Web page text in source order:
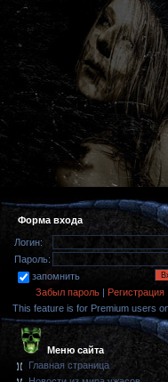
Форма входа
Логин:
Пароль:
запомнить
Забыл пароль | Регистрация
This feature is for Premium users
Меню сайта
Главная страница